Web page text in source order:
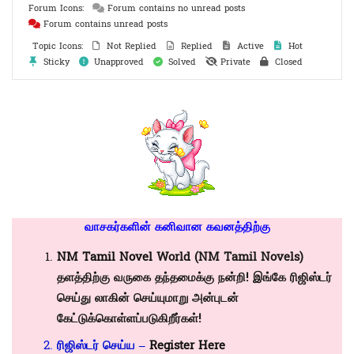
Forum Icons:
Forum contains no unread posts
Forum contains unread posts
Topic Icons:
Not Replied Replied Active
Hot
Sticky
Unapproved Solved Private Closed
வாசகர்களின் கனிவான கவனத்திற்கு
NM Tamil NovelWorld (NM Tamil Novels)
தளத்திற்கு வருகை தந்தமைக்கு நன்றி! இங்கே ரிஜிஸ்டர்
செய்து லாகின் செய்யுமாறு அன்புடன்
கேட்டுக்கொள்ளப்படுகிறீர்கள்!
ரிஜிஸ்டர் செய்ய –Register Here